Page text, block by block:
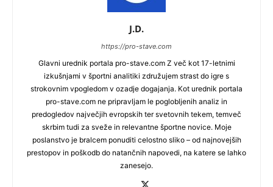
J.D.
https://pro-stave.com
Glavni urednik portala pro-stave.com Z več kot 17-letnimi
izkušnjami v športni analitiki združujem strast do igre s
strokovnim vpogledom v ozadje dogajanja. Kot urednik portala
pro-stave.com ne pripravljam le poglobljenih analiz in
predogledov največjih evropskih ter svetovnih tekem, temveč
skrbim tudi za sveže in relevantne športne novice. Moje
poslanstvo je bralcem ponuditi celostno sliko – od najnovejših
prestopov in poškodb do natančnih napovedi, na katere se lahko
zanesejo.